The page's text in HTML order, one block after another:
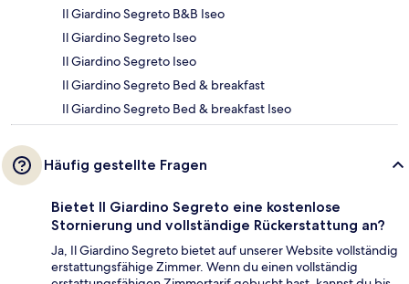
Il Giardino Segreto B&B Iseo
Il Giardino Segreto Iseo
Il Giardino Segreto Iseo
Il Giardino Segreto Bed & breakfast
Il Giardino Segreto Bed & breakfast Iseo
Häufig gestellte Fragen
Bietet Il Giardino Segreto eine kostenlose
Stornierung und vollständige Rückerstattung an?
Ja, Il Giardino Segreto bietet auf unserer Website vollständig
erstattungsfähige Zimmer. Wenn du einen vollständig